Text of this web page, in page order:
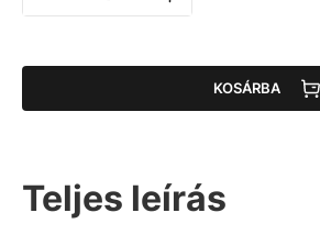
KOSÁRBA
Teljes leírás